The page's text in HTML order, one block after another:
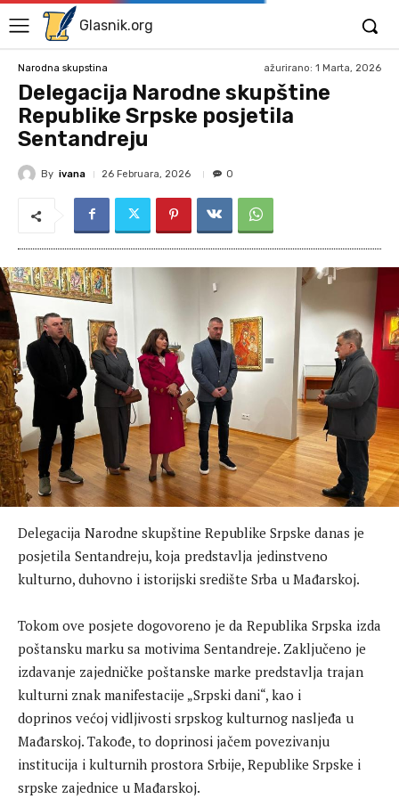
Glasnik.org
Narodna skupstina ažurirano: 1 Marta, 2026
Delegacija Narodne skupštine
Republike Srpske posjetila
Sentandreju
By ivana 26 Februara, 2026 0
Delegacija Narodne skupštine Republike Srpske danas je
posjetila Sentandreju, koja predstavlja jedinstveno
kulturno, duhovno i istorijski središte Srba u Mađarskoj.
Tokom ove posjete dogovoreno je da Republika Srpska izda
poštansku marku sa motivima Sentandreje. Zaključeno je
izdavanje zajedničke poštanske marke predstavlja trajan
kulturni znak manifestacije „Srpski dani“, kao i
doprinos većoj vidljivosti srpskog kulturnog nasljeđa u
Mađarskoj. Takođe, to doprinosi jačem povezivanju
institucija i kulturnih prostora Srbije, Republike Srpske i
srpske zajednice u Mađarskoj.